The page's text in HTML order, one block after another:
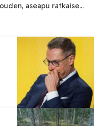
aseapu ratkaisee
kuka määrää
hieman…
Venäjän talous
lähinnä kuristamaan
teollisuus horjui